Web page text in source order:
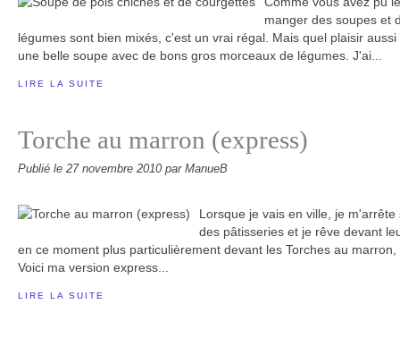
manger des soupes et
légumes sont bien mixés, c'est un vrai régal. Mais quel plaisir
une belle soupe avec de bons gros morceaux de légumes. J'ai...
LIRE LA SUITE
Torche au marron (express)
Publié le 27 novembre 2010 par ManueB
Lorsque je vais en ville, je
des pâtisseries et je rêve devant
en ce moment plus particulièrement devant les Torches au
Voici ma version express...
LIRE LA SUITE